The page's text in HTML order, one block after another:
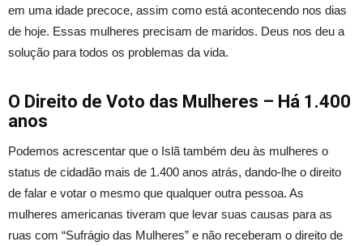
em uma idade precoce, assim como está acontecendo nos dias
de hoje. Essas mulheres precisam de maridos. Deus nos deu a
solução para todos os problemas da vida.
O Direito de Voto das Mulheres – Há 1.400
anos
Podemos acrescentar que o Islã também deu às mulheres o
status de cidadão mais de 1.400 anos atrás, dando-lhe o direito
de falar e votar o mesmo que qualquer outra pessoa. As
mulheres americanas tiveram que levar suas causas para as
ruas com “Sufrágio das Mulheres” e não receberam o direito de